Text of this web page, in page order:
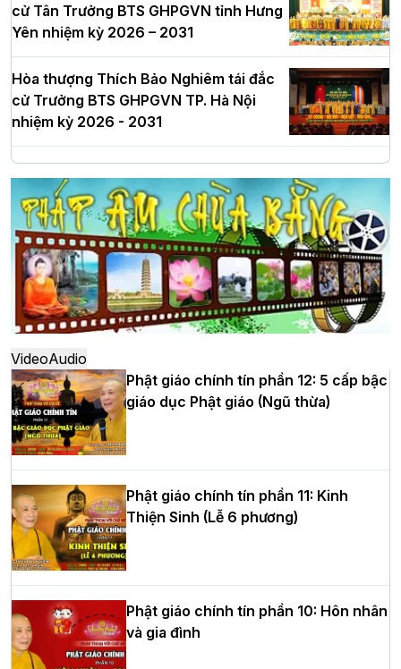
cử Tân Trưởng BTS GHPGVN tỉnh Hưng
Yên nhiệm kỳ 2026 – 2031
Hòa thượng Thích Bảo Nghiêm tái đắc
cử Trưởng BTS GHPGVN TP. Hà Nội
nhiệm kỳ 2026 - 2031
Hà Nội: Long trọng lễ khởi công xây
dựng Trung tâm văn hóa Phật giáo Thủ
đô
Hà Nội: Ngày tu học cuối cùng khép lại
khóa sinh hoạt Phật pháp mùa hè lần
thứ XIV tại chùa Bằng
Học yêu thương trong ngày tu tập thứ
tư của Khóa sinh hoạt Phật pháp mùa
hè tại chùa Bằng
HT.Thích Thọ Lạc được suy cử làm tân
Trưởng BTS GHPGVN tỉnh Nghệ An
Hòa thượng Thích Quảng Tùng tái đắc
VideoAudio
Phật giáo chính tín phần 12: 5 cấp bậc
giáo dục Phật giáo (Ngũ thừa)
Phật giáo chính tín phần 11: Kinh
Thiện Sinh (Lễ 6 phương)
Phật giáo chính tín phần 10: Hôn nhân
và gia đình